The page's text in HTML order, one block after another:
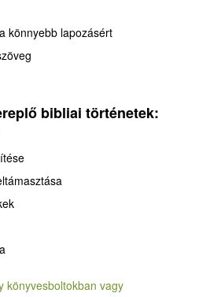
könnyebb lapozásért
bibliai történetek:
könyvesboltokban vagy